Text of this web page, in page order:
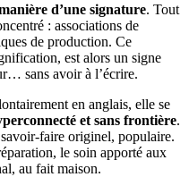
d’une signature. Tout
: associations de
de production. Ce
est alors un signe
sans avoir à l’écrire.
en anglais, elle se
et sans frontière.
faire originel, populaire.
le soin apporté aux
au fait maison.